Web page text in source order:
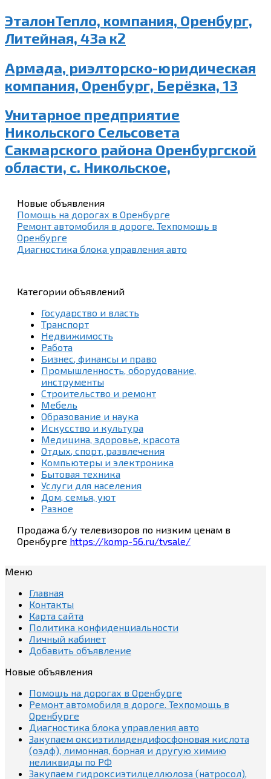
ЭталонТепло, компания, Оренбург,
Литейная, 43а к2
Армада, риэлторско-юридическая
компания, Оренбург, Берёзка, 13
Унитарное предприятие
Никольского Сельсовета
Сакмарского района Оренбургской
области, с. Никольское,
Новые объявления
Помощь на дорогах в Оренбурге
Ремонт автомобиля в дороге. Техпомощь в
Оренбурге
Диагностика блока управления авто
Категории объявлений
Государство и власть
Транспорт
Недвижимость
Работа
Бизнес, финансы и право
Промышленность, оборудование,
инструменты
Строительство и ремонт
Мебель
Образование и наука
Искусство и культура
Медицина, здоровье, красота
Отдых, спорт, развлечения
Компьютеры и электроника
Бытовая техника
Услуги для населения
Дом, семья, уют
Разное
Продажа б/у телевизоров по низким ценам в
Оренбурге https://komp-56.ru/tvsale/
Меню
Главная
Контакты
Карта сайта
Политика конфиденциальности
Личный кабинет
Добавить объявление
Новые объявления
Помощь на дорогах в Оренбурге
Ремонт автомобиля в дороге. Техпомощь в
Оренбурге
Диагностика блока управления авто
Закупаем оксиэтилидендифосфоновая кислота
(оэдф), лимонная, борная и другую химию
неликвиды по РФ
Закупаем гидроксиэтилцеллюлоза (натросол),